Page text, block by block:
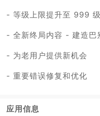
- 等级上限提升至 999 级
- 全新终局内容 - 建造巴
- 为老用户提供新机会
- 重要错误修复和优化
应用信息